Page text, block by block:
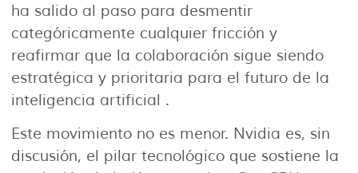
ha salido al paso para desmentir
categóricamente cualquier fricción y
reafirmar que la colaboración sigue siendo
estratégica y prioritaria para el futuro de la
inteligencia artificial .
Este movimiento no es menor. Nvidia es, sin
discusión, el pilar tecnológico que sostiene la